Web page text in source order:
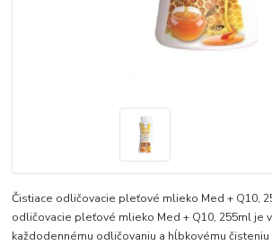
Čistiace odličovacie pleťové mlieko Med + Q10,
odličovacie pleťové mlieko Med + Q10, 255ml je
každodennému odličovaniu a hĺbkovému